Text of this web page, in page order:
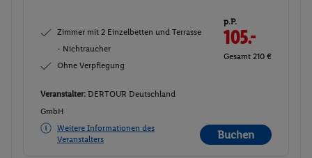
Zimmer mit 2 Einzelbetten und Terrasse
- Nichtraucher
Ohne Verpflegung
p.P.
105.-
Gesamt 210 €
Veranstalter: DERTOUR Deutschland
GmbH
Weitere Informationen des
Veranstalters
Buchen